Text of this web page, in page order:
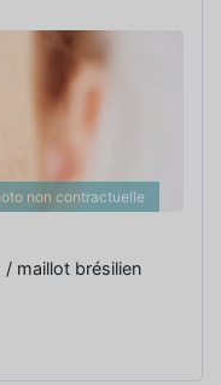
non contractuelle
maillot brésilien